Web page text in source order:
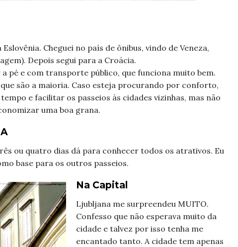
Cheguei no país de ônibus, vindo de Veneza,
Depois segui para a Croácia.
pé e com transporte público, que funciona muito bem.
são a maioria. Caso esteja procurando por conforto,
e facilitar os passeios às cidades vizinhas, mas não
uma boa grana.
ou quatro dias dá para conhecer todos os atrativos. Eu
base para os outros passeios.
Na Capital
Ljubljana me surpreendeu MUITO.
Confesso que não esperava muito da
cidade e talvez por isso tenha me
encantado tanto. A cidade tem apenas